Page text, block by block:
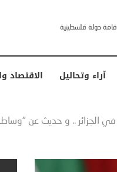
آراء وتحاليل الاقتصاد
في الجزائر .. و حديث عن